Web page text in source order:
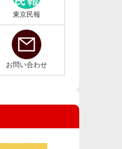
東京民報
お問い合わせ